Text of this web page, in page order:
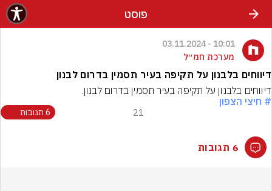
פוסט
10:01 - 03.11.2024
מערכת חמ״ל
דיווחים בלבנון על תקיפה בעיר תסמין בדרום לבנון
דיווחים בלבנון על תקיפה בעיר תסמין בדרום לבנון.
# חיצי הצפון
21 6 תגובות
6 תגובות